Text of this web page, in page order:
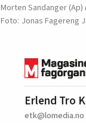
Morten Sandanger
Jonas Fagereng
Erlend Tro
etk@lomedia.no